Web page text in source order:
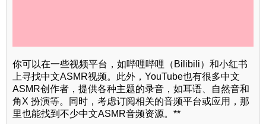
你可以在一些视频平台，如哔哩哔哩（Bilibili）和小红书
上寻找中文ASMR视频。此外，YouTube也有很多中文
ASMR创作者，提供各种主题的录音，如耳语、自然音和
角X 扮演等。同时，考虑订阅相关的音频平台或应用，那
里也能找到不少中文ASMR音频资源。**